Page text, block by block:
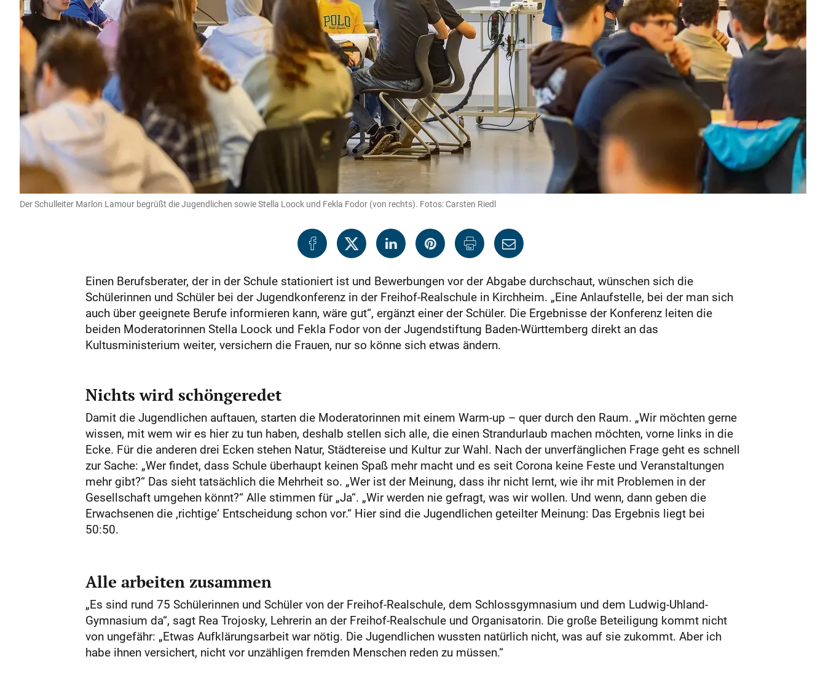
Der Schulleiter Marlon Lamour begrüßt die Jugendlichen sowie Stella Loock und Fekla Fodor (von rechts). Fotos: Carsten Riedl
Einen Berufsberater, der in der Schule stationiert ist und Bewerbungen vor der Abgabe durchschaut, wünschen sich die
Schülerinnen und Schüler bei der Jugendkonferenz in der Freihof-Realschule in Kirchheim. „Eine Anlaufstelle, bei der man sich
auch über geeignete Berufe informieren kann, wäre gut“, ergänzt einer der Schüler. Die Ergebnisse der Konferenz leiten die
beiden Moderatorinnen Stella Loock und Fekla Fodor von der Jugendstiftung Baden-Württemberg direkt an das
Kultusministerium weiter, versichern die Frauen, nur so könne sich etwas ändern.
Nichts wird schöngeredet
Damit die Jugendlichen auftauen, starten die Moderatorinnen mit einem Warm-up – quer durch den Raum. „Wir möchten gerne
wissen, mit wem wir es hier zu tun haben, deshalb stellen sich alle, die einen Strandurlaub machen möchten, vorne links in die
Ecke. Für die anderen drei Ecken stehen Natur, Städtereise und Kultur zur Wahl. Nach der unverfänglichen Frage geht es schnell
zur Sache: „Wer findet, dass Schule überhaupt keinen Spaß mehr macht und es seit Corona keine Feste und Veranstaltungen
mehr gibt?“ Das sieht tatsächlich die Mehrheit so. „Wer ist der Meinung, dass ihr nicht lernt, wie ihr mit Problemen in der
Gesellschaft umgehen könnt?“ Alle stimmen für „Ja“. „Wir werden nie gefragt, was wir wollen. Und wenn, dann geben die
Erwachsenen die ‚richtige‘ Entscheidung schon vor.“ Hier sind die Jugendlichen geteilter Meinung: Das Ergebnis liegt bei
50:50.
Alle arbeiten zusammen
„Es sind rund 75 Schülerinnen und Schüler von der Freihof-Realschule, dem Schlossgymnasium und dem Ludwig-Uhland-
Gymnasium da“, sagt Rea Trojosky, Lehrerin an der Freihof-Realschule und Organisatorin. Die große Beteiligung kommt nicht
von ungefähr: „Etwas Aufklärungsarbeit war nötig. Die Jugendlichen wussten natürlich nicht, was auf sie zukommt. Aber ich
habe ihnen versichert, nicht vor unzähligen fremden Menschen reden zu müssen.“